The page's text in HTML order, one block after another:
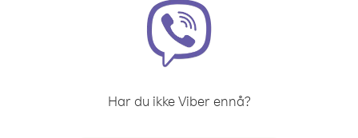
Har du ikke Viber ennå?